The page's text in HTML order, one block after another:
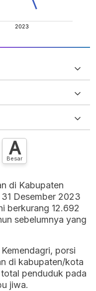
A
Besar
di Kabupaten
Desember 2023
berkurang 12.692
sebelumnya yang
porsi
di kabupaten/kota
penduduk pada
jiwa.